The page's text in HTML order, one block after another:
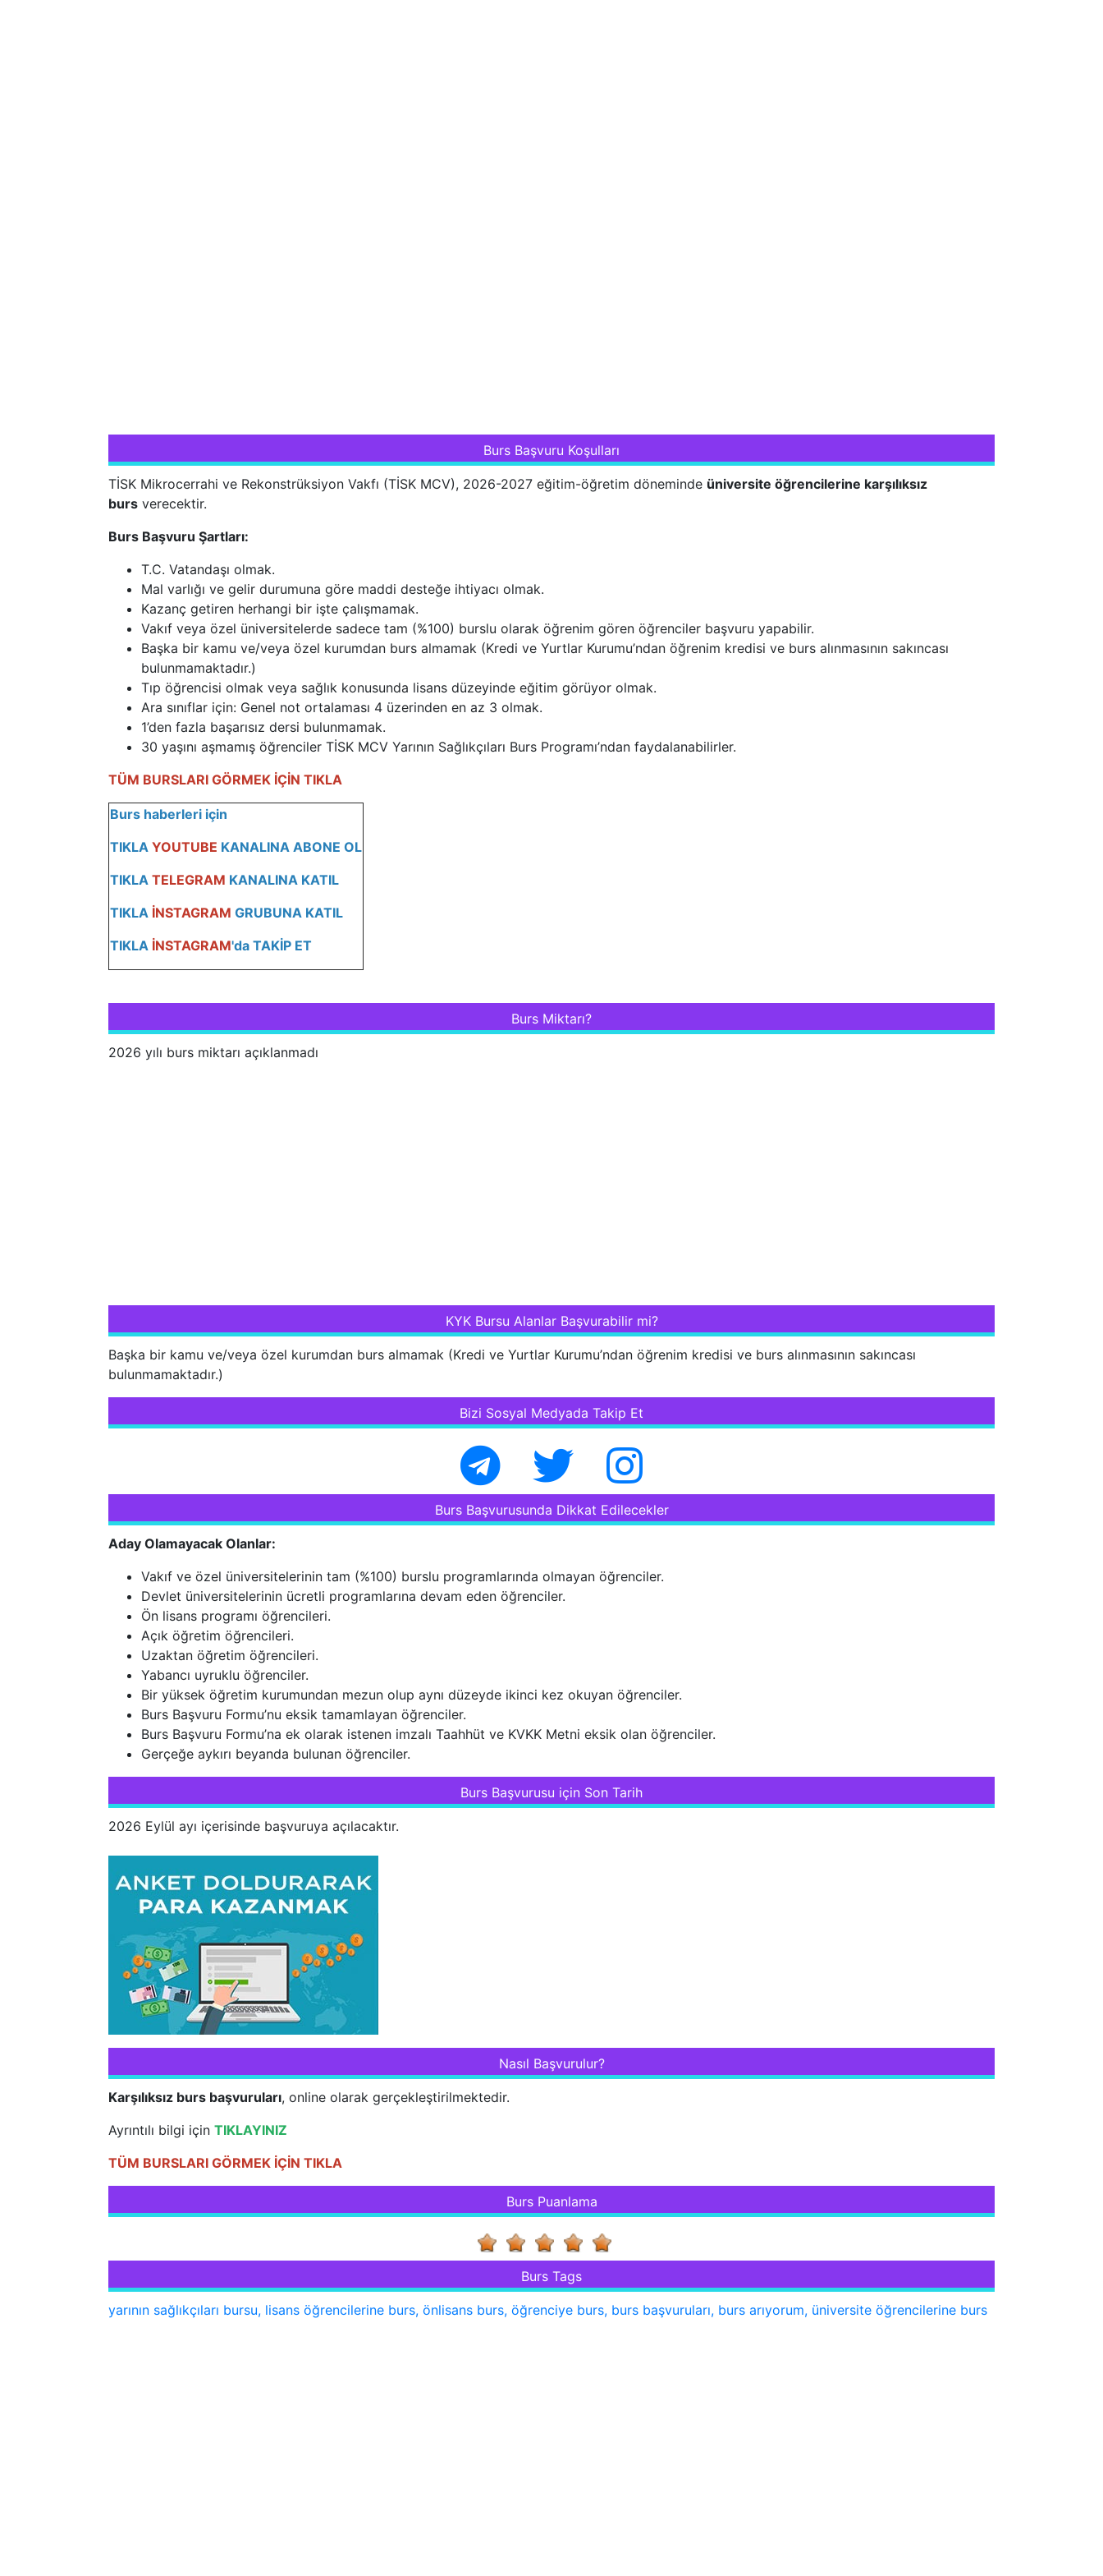
Burs Başvuru Koşulları
TİSK Mikrocerrahi ve Rekonstrüksiyon Vakfı (TİSK MCV), 2026-2027 eğitim-öğretim döneminde üniversite öğrencilerine karşılıksız
burs verecektir.
Burs Başvuru Şartları:
T.C. Vatandaşı olmak.
Mal varlığı ve gelir durumuna göre maddi desteğe ihtiyacı olmak.
Kazanç getiren herhangi bir işte çalışmamak.
Vakıf veya özel üniversitelerde sadece tam (%100) burslu olarak öğrenim gören öğrenciler başvuru yapabilir.
Başka bir kamu ve/veya özel kurumdan burs almamak (Kredi ve Yurtlar Kurumu’ndan öğrenim kredisi ve burs alınmasının sakıncası
bulunmamaktadır.)
Tıp öğrencisi olmak veya sağlık konusunda lisans düzeyinde eğitim görüyor olmak.
Ara sınıflar için: Genel not ortalaması 4 üzerinden en az 3 olmak.
1’den fazla başarısız dersi bulunmamak.
30 yaşını aşmamış öğrenciler TİSK MCV Yarının Sağlıkçıları Burs Programı’ndan faydalanabilirler.
TÜM BURSLARI GÖRMEK İÇİN TIKLA
Burs haberleri için
TIKLA YOUTUBE KANALINA ABONE OL
TIKLA TELEGRAM KANALINA KATIL
TIKLA İNSTAGRAM GRUBUNA KATIL
TIKLA İNSTAGRAM'da TAKİP ET
Burs Miktarı?
2026 yılı burs miktarı açıklanmadı
KYK Bursu Alanlar Başvurabilir mi?
Başka bir kamu ve/veya özel kurumdan burs almamak (Kredi ve Yurtlar Kurumu’ndan öğrenim kredisi ve burs alınmasının sakıncası
bulunmamaktadır.)
Bizi Sosyal Medyada Takip Et
Burs Başvurusunda Dikkat Edilecekler
Aday Olamayacak Olanlar:
Vakıf ve özel üniversitelerinin tam (%100) burslu programlarında olmayan öğrenciler.
Devlet üniversitelerinin ücretli programlarına devam eden öğrenciler.
Ön lisans programı öğrencileri.
Açık öğretim öğrencileri.
Uzaktan öğretim öğrencileri.
Yabancı uyruklu öğrenciler.
Bir yüksek öğretim kurumundan mezun olup aynı düzeyde ikinci kez okuyan öğrenciler.
Burs Başvuru Formu’nu eksik tamamlayan öğrenciler.
Burs Başvuru Formu’na ek olarak istenen imzalı Taahhüt ve KVKK Metni eksik olan öğrenciler.
Gerçeğe aykırı beyanda bulunan öğrenciler.
Burs Başvurusu için Son Tarih
2026 Eylül ayı içerisinde başvuruya açılacaktır.
Nasıl Başvurulur?
Karşılıksız burs başvuruları, online olarak gerçekleştirilmektedir.
Ayrıntılı bilgi için TIKLAYINIZ
TÜM BURSLARI GÖRMEK İÇİN TIKLA
Burs Puanlama
Burs Tags
yarının sağlıkçıları bursu, lisans öğrencilerine burs, önlisans burs, öğrenciye burs, burs başvuruları, burs arıyorum, üniversite öğrencilerine burs